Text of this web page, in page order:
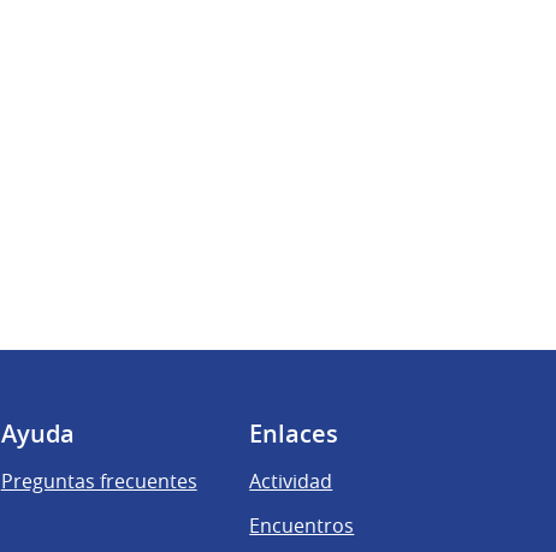
Ayuda
Preguntas frecuentes
Enlaces
Actividad
Encuentros